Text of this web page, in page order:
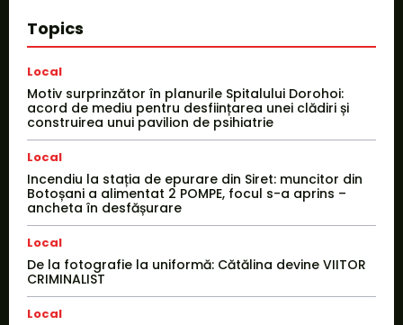
Topics
Local
Motiv surprinzător în planurile Spitalului Dorohoi:
acord de mediu pentru desființarea unei clădiri și
construirea unui pavilion de psihiatrie
Local
Incendiu la stația de epurare din Siret: muncitor din
Botoșani a alimentat 2 POMPE, focul s-a aprins –
ancheta în desfășurare
Local
De la fotografie la uniformă: Cătălina devine VIITOR
CRIMINALIST
Local